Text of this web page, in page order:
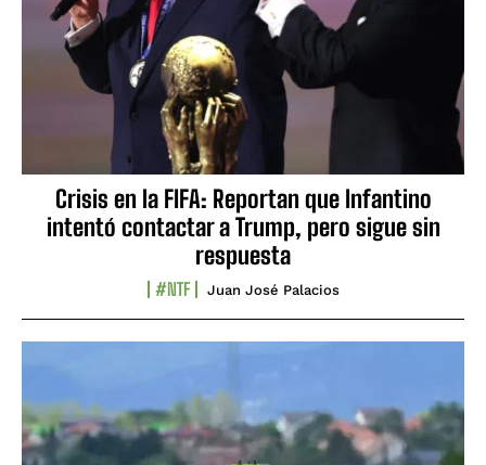
Crisis en la FIFA: Reportan que Infantino
intentó contactar a Trump, pero sigue sin
respuesta
#NTF Juan José Palacios